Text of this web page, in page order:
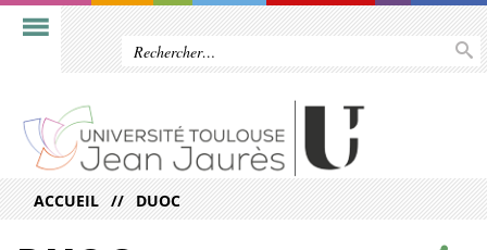
ACCUEIL DUOC